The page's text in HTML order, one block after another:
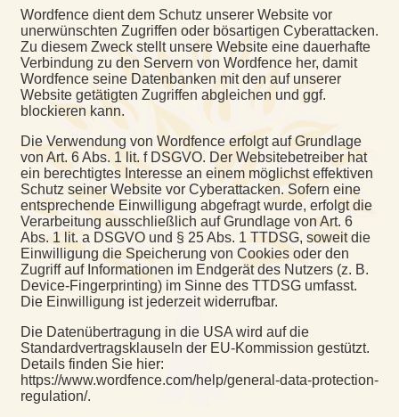
Wordfence dient dem Schutz unserer Website vor
unerwünschten Zugriffen oder bösartigen Cyberattacken.
Zu diesem Zweck stellt unsere Website eine dauerhafte
Verbindung zu den Servern von Wordfence her, damit
Wordfence seine Datenbanken mit den auf unserer
Website getätigten Zugriffen abgleichen und ggf.
blockieren kann.
Die Verwendung von Wordfence erfolgt auf Grundlage
von Art. 6 Abs. 1 lit. f DSGVO. Der Websitebetreiber hat
ein berechtigtes Interesse an einem möglichst effektiven
Schutz seiner Website vor Cyberattacken. Sofern eine
entsprechende Einwilligung abgefragt wurde, erfolgt die
Verarbeitung ausschließlich auf Grundlage von Art. 6
Abs. 1 lit. a DSGVO und § 25 Abs. 1 TTDSG, soweit die
Einwilligung die Speicherung von Cookies oder den
Zugriff auf Informationen im Endgerät des Nutzers (z. B.
Device-Fingerprinting) im Sinne des TTDSG umfasst.
Die Einwilligung ist jederzeit widerrufbar.
Die Datenübertragung in die USA wird auf die
Standardvertragsklauseln der EU-Kommission gestützt.
Details finden Sie hier:
https://www.wordfence.com/help/general-data-protection-
regulation/.